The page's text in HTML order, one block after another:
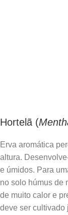
Hortelã (
Erva aromática
altura.
e úmidos. Para
no solo húmus de
de muito calor e
deve ser cultivado